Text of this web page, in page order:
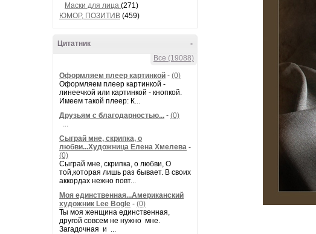
Маски для лица (271)
ЮМОР, ПОЗИТИВ (459)
-
Цитатник
Все (19088)
Оформляем плеер картинкой - (0)
Оформляем плеер картинкой -
линеечкой или картинкой - кнопкой.
Имеем такой плеер: К...
Друзьям с благодарностью... - (0)
...
Сыграй мне, скрипка, о
любви...Художница Елена Хмелева -
(0)
Сыграй мне, скрипка, о любви, О
той,которая лишь раз бывает. В своих
аккордах нежно повт...
Моя единственная...Американский
художник Lee Bogle - (0)
Ты моя женщина единственная,
другой совсем не нужно мне.
Загадочная и ...